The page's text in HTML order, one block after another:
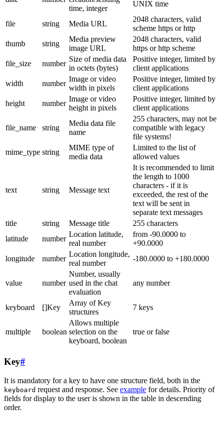
time, integer
UNIX time
file string Media URL
2048 characters, valid
scheme https or http
thumb
string
Media preview
image URL
2048 characters, valid
https or http scheme
file_size
number
Size of media data
in octets (bytes)
Positive integer, limited by
client applications
width
number
Image or video
width in pixels
Positive integer, limited by
client applications
height
number
Image or video
height in pixels
Positive integer, limited by
client applications
file_name string
Media data file
name
255 characters, may not be
compatible with legacy
file systems!
mime_type string
MIME type of
media data
Limited to the list of
allowed values
text string Message text
It is recommended to limit
the length to 1000
characters - if it is
exceeded, the rest of the
text will be sent in
separate text messages
title
string Message title
255 characters
latitude
number
Location latitude,
real number
from -90.0000 to
+90.0000
longitude
number
Location longitude,
real number
-180.0000 to +180.0000
value number
Number, usually
used in the chat
evaluation
any number
keyboard []Key
Array of Key
structures
7 keys
multiple boolean
Allows multiple
selection on the
keyboard, boolean
true or false
Key#
It is mandatory for a key to have one structure field, both in the
keyboard request and response. See example for details. Priority of
fields for display to the user is shown in the table in descending
order.